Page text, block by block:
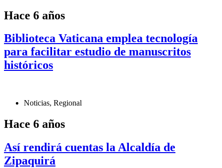
Hace 6 años
Biblioteca Vaticana emplea tecnología
para facilitar estudio de manuscritos
históricos
Noticias, Regional
Hace 6 años
Así rendirá cuentas la Alcaldía de
Zipaquirá